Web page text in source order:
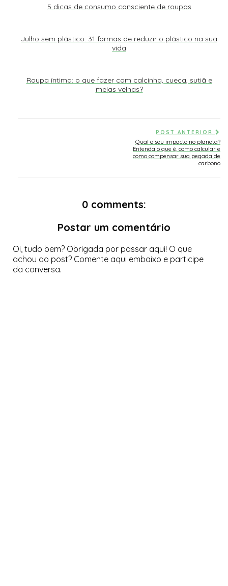
5 dicas de consumo consciente de roupas
Julho sem plástico: 31 formas de reduzir o plástico na sua
vida
Roupa íntima: o que fazer com calcinha, cueca, sutiã e
meias velhas?
POST ANTERIOR
Qual o seu impacto no planeta?
Entenda o que é, como calcular e
como compensar sua pegada de
carbono
0 comments:
Postar um comentário
Oi, tudo bem? Obrigada por passar aqui! O que
achou do post? Comente aqui embaixo e participe
da conversa.